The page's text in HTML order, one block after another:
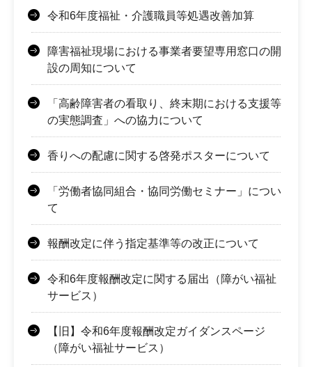
令和6年度福祉・介護職員等処遇改善加算
障害福祉現場における事業者要望専用窓口の開
設の周知について
「高齢障害者の看取り、終末期における支援等
の実態調査」への協力について
香りへの配慮に関する啓発ポスターについて
「労働者協同組合・協同労働セミナー」につい
て
報酬改定に伴う指定基準等の改正について
令和6年度報酬改定に関する届出（障がい福祉
サービス）
【旧】令和6年度報酬改定ガイダンスページ
（障がい福祉サービス）